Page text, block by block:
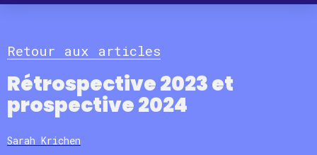
Retour aux articles
Rétrospective 2023 et
prospective 2024
Sarah Krichen